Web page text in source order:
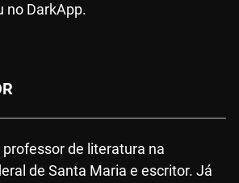
no DarkApp.
professor de literatura na
de Santa Maria e escritor. Já